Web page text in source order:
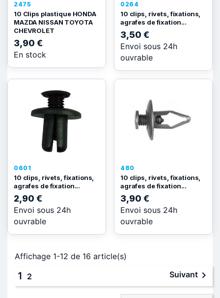
2475
10 Clips plastique HONDA
MAZDA NISSAN TOYOTA
CHEVROLET
3,90 €
En stock
0264
10 clips, rivets, fixations,
agrafes de fixation...
3,50 €
Envoi sous 24h
ouvrable
0601
10 clips, rivets, fixations,
agrafes de fixation...
2,90 €
Envoi sous 24h
ouvrable
480
10 clips, rivets, fixations,
agrafes de fixation...
3,90 €
Envoi sous 24h
ouvrable
Affichage 1-12 de 16 article(s)
1 2 Suivant 